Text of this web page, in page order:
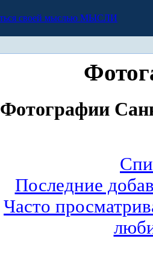
МЫСЛИ
Фотографии
Последние
Часто